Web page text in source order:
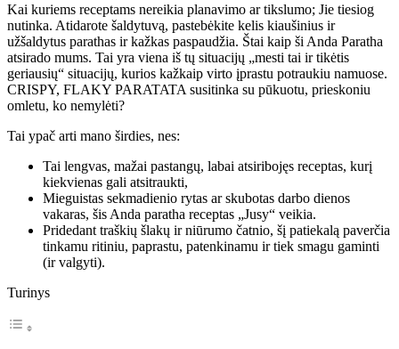
Kai kuriems receptams nereikia planavimo ar tikslumo; Jie tiesiog
nutinka. Atidarote šaldytuvą, pastebėkite kelis kiaušinius ir
užšaldytus parathas ir kažkas paspaudžia. Štai kaip ši Anda Paratha
atsirado mums. Tai yra viena iš tų situacijų „mesti tai ir tikėtis
geriausių“ situacijų, kurios kažkaip virto įprastu potraukiu namuose.
CRISPY, FLAKY PARATATA susitinka su pūkuotu, prieskoniu
omletu, ko nemylėti?
Tai ypač arti mano širdies, nes:
Tai lengvas, mažai pastangų, labai atsiribojęs receptas, kurį
kiekvienas gali atsitraukti,
Mieguistas sekmadienio rytas ar skubotas darbo dienos
vakaras, šis Anda paratha receptas „Jusy“ veikia.
Pridedant traškių šlakų ir niūrumo čatnio, šį patiekalą paverčia
tinkamu ritiniu, paprastu, patenkinamu ir tiek smagu gaminti
(ir valgyti).
Turinys